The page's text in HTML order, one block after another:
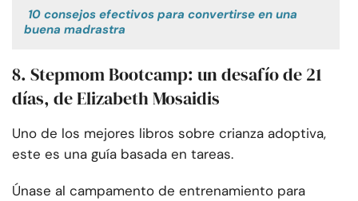
10 consejos efectivos para convertirse en una
buena madrastra
8. Stepmom Bootcamp: un desafío de 21
días, de Elizabeth Mosaidis
Uno de los mejores libros sobre crianza adoptiva,
este es una guía basada en tareas.
Únase al campamento de entrenamiento para